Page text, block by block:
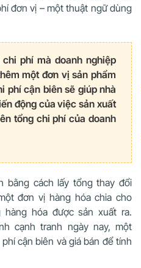
đơn vị – một thuật ngữ dùng
phí mà doanh nghiệp
một đơn vị sản phẩm
phí cận biên sẽ giúp nhà
động của việc sản xuất
tổng chi phí của doanh
bằng cách lấy tổng thay đổi
đơn vị hàng hóa chia cho
hóa được sản xuất ra.
cạnh tranh ngày nay, một
cận biên và giá bán để tính